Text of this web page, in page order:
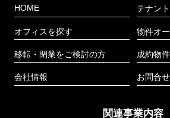
HOME
オフィスを探す
移転・閉業をご検討の方
会社情報
テナン
物件オ
成約物件
お問合せ
関連事業内容